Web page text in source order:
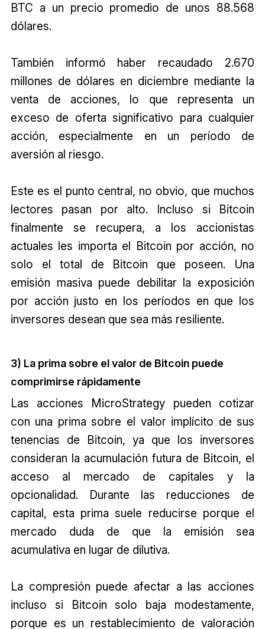
BTC a un precio promedio de unos 88.568
dólares.
También informó haber recaudado 2.670
millones de dólares en diciembre mediante la
venta de acciones, lo que representa un
exceso de oferta significativo para cualquier
acción, especialmente en un período de
aversión al riesgo.
Este es el punto central, no obvio, que muchos
lectores pasan por alto. Incluso si Bitcoin
finalmente se recupera, a los accionistas
actuales les importa el Bitcoin por acción, no
solo el total de Bitcoin que poseen. Una
emisión masiva puede debilitar la exposición
por acción justo en los períodos en que los
inversores desean que sea más resiliente.
3) La prima sobre el valor de Bitcoin puede
comprimirse rápidamente
Las acciones MicroStrategy pueden cotizar
con una prima sobre el valor implícito de sus
tenencias de Bitcoin, ya que los inversores
consideran la acumulación futura de Bitcoin, el
acceso al mercado de capitales y la
opcionalidad. Durante las reducciones de
capital, esta prima suele reducirse porque el
mercado duda de que la emisión sea
acumulativa en lugar de dilutiva.
La compresión puede afectar a las acciones
incluso si Bitcoin solo baja modestamente,
porque es un restablecimiento de valoración